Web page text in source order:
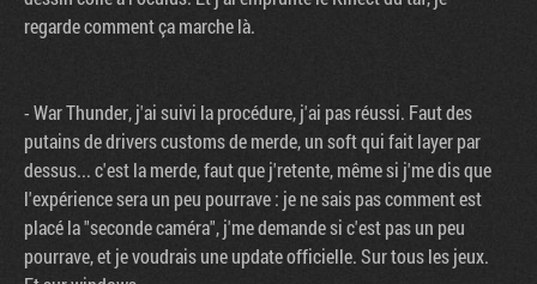
regarde comment ça marche là.
- War Thunder, j'ai suivi la procédure, j'ai pas réussi. Faut des
putains de drivers customs de merde, un soft qui fait layer par
dessus... c'est la merde, faut que j'retente, même si j'me dis que
l'expérience sera un peu pourrave : je ne sais pas comment est
placé la "seconde caméra", j'me demande si c'est pas un peu
pourrave, et je voudrais une update officielle. Sur tous les jeux.